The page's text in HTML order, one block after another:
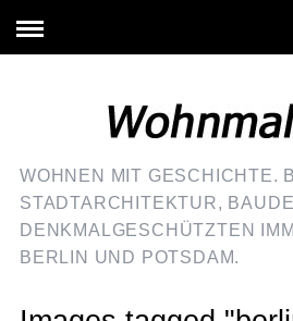
WOHNEN MIT GESCHICHTE.
STADTARCHITEKTUR,
DENKMALGESCHÜTZTEN
BERLIN UND POTSDAM.